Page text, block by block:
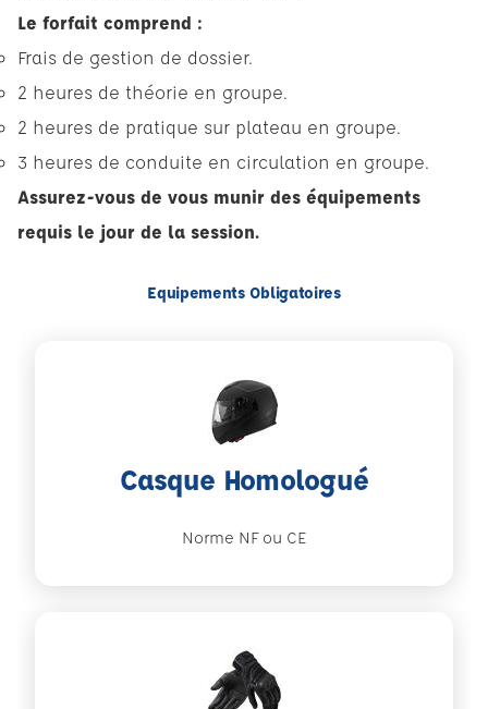
Le forfait comprend :
Frais de gestion de dossier.
2 heures de théorie en groupe.
2 heures de pratique sur plateau en groupe.
3 heures de conduite en circulation en groupe.
Assurez-vous de vous munir des équipements
requis le jour de la session.
Equipements Obligatoires
Casque Homologué
Norme NF ou CE